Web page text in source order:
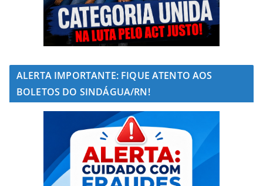
ALERTA IMPORTANTE: FIQUE ATENTO AOS
BOLETOS DO SINDÁGUA/RN!